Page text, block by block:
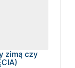
zimą czy